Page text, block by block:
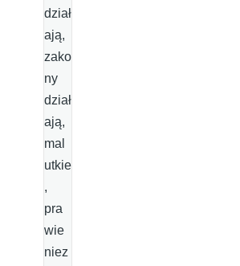
dział
ają,
zako
ny
dział
ają,
mal
utkie
,
pra
wie
niez